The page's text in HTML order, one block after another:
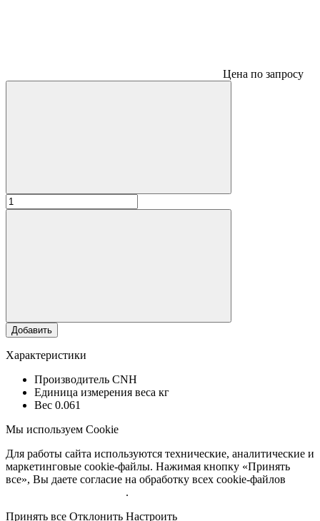
Цена по запросу
Добавить
Характеристики
Производитель CNH
Единица измерения веса кг
Вес 0.061
Мы используем Cookie
Для работы сайта используются технические, аналитические и
маркетинговые cookie-файлы. Нажимая кнопку «Принять
все», Вы даете согласие на обработку всех cookie-файлов
.
Принять все Отклонить Настроить